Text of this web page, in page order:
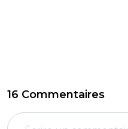
16 Commentaires